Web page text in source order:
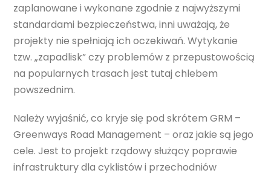
zaplanowane i wykonane zgodnie z najwyższymi
standardami bezpieczeństwa, inni uważają, że
projekty nie spełniają ich oczekiwań. Wytykanie
tzw. „zapadlisk” czy problemów z przepustowością
na popularnych trasach jest tutaj chlebem
powszednim.
Należy wyjaśnić, co kryje się pod skrótem GRM –
Greenways Road Management – oraz jakie są jego
cele. Jest to projekt rządowy służący poprawie
infrastruktury dla cyklistów i przechodniów